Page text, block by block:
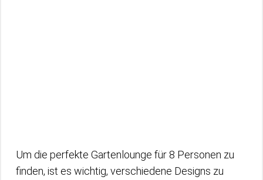
Um die perfekte Gartenlounge für 8 Personen zu
finden, ist es wichtig, verschiedene Designs zu